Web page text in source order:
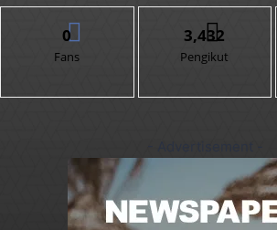
0
Fans
3,432
Pengikut